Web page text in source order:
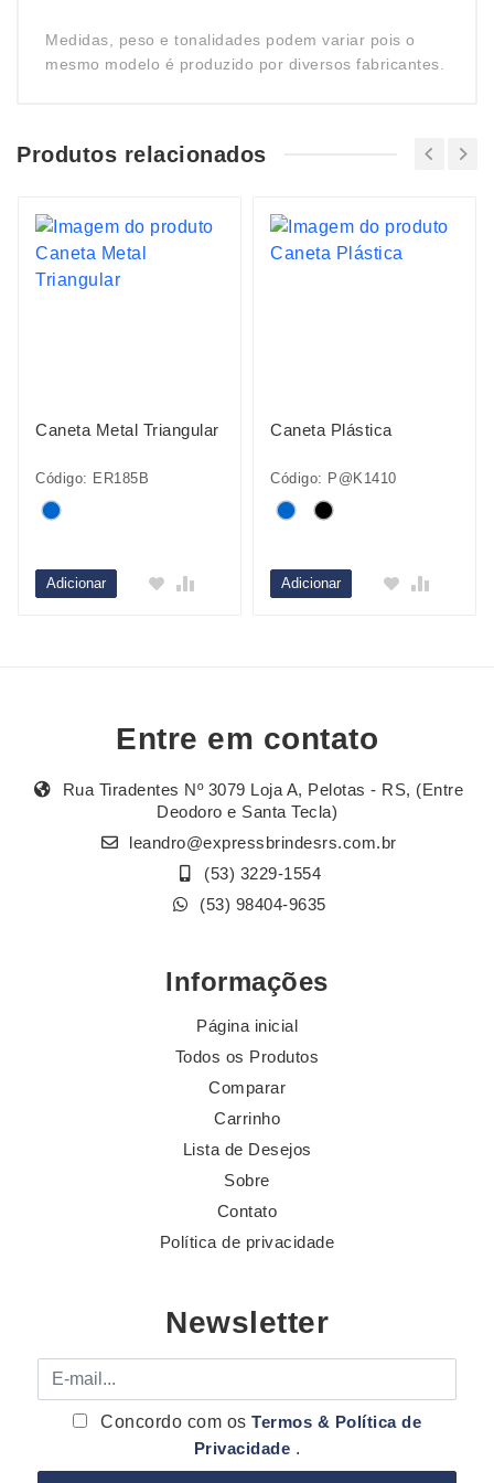
Medidas, peso e tonalidades podem variar pois o
mesmo modelo é produzido por diversos fabricantes.
Produtos relacionados
Caneta Metal Triangular
Código: ER185B
Adicionar
Caneta Plástica
Código: P@K1410
Adicionar
Entre em contato
Rua Tiradentes Nº 3079 Loja A, Pelotas - RS, (Entre
Deodoro e Santa Tecla)
leandro@expressbrindesrs.com.br
(53) 3229-1554
(53) 98404-9635
Informações
Página inicial
Todos os Produtos
Comparar
Carrinho
Lista de Desejos
Sobre
Contato
Política de privacidade
Newsletter
E-mail
Concordo com osTermos & Política de
Privacidade .